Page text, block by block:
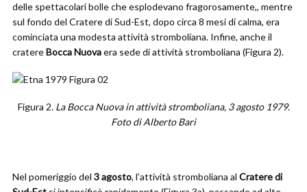
delle spettacolari bolle che esplodevano fragorosamente,, mentre
sul fondo del Cratere di Sud-Est, dopo circa 8 mesi di calma, era
cominciata una modesta attività stromboliana. Infine, anche il
cratereBocca Nuovaera sede di attività stromboliana (Figura 2).
Figura 2. La Bocca Nuova in attività stromboliana, 3 agosto 1979.
Foto di Alberto Bari
Nel pomeriggio del 3 agosto, l’attività stromboliana al Cratere di